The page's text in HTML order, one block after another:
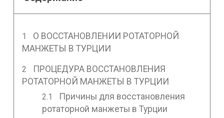
О ВОССТАНОВЛЕНИИ РОТАТОРНОЙ
МАНЖЕТЫ В ТУРЦИИ
ПРОЦЕДУРА ВОССТАНОВЛЕНИЯ
РОТАТОРНОЙ МАНЖЕТЫ В ТУРЦИИ
Причины для восстановления
ротаторной манжеты в Турции